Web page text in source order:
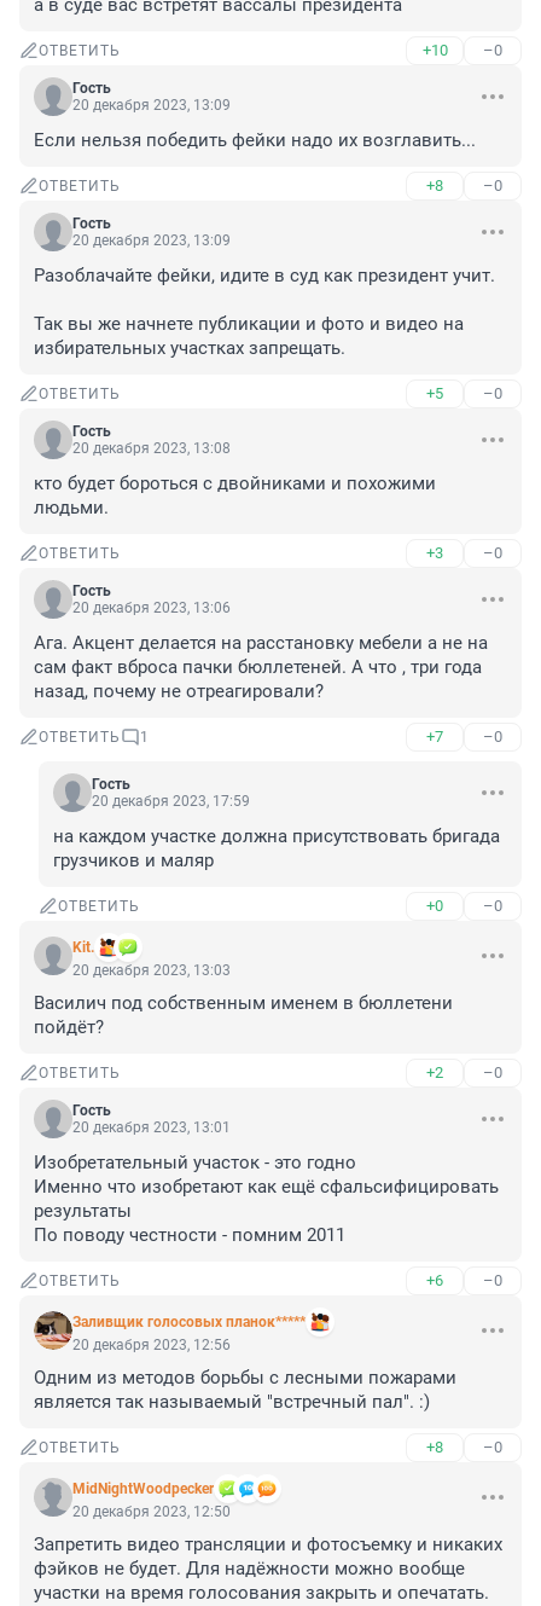
а в суде вас встретят вассалы президента
ОТВЕТИТЬ +10 –0
Гость
20 декабря 2023, 13:09
Если нельзя победить фейки надо их возглавить...
ОТВЕТИТЬ +8 –0
Гость
20 декабря 2023, 13:09
Разоблачайте фейки, идите в суд как президент учит.
Так вы же начнете публикации и фото и видео на
избирательных участках запрещать.
ОТВЕТИТЬ +5 –0
Гость
20 декабря 2023, 13:08
кто будет бороться с двойниками и похожими
людьми.
ОТВЕТИТЬ +3 –0
Гость
20 декабря 2023, 13:06
Ага. Акцент делается на расстановку мебели а не на
сам факт вброса пачки бюллетеней. А что , три года
назад, почему не отреагировали?
ОТВЕТИТЬ 1 +7 –0
Гость
20 декабря 2023, 17:59
на каждом участке должна присутствовать бригада
грузчиков и маляр
ОТВЕТИТЬ +0 –0
Kit.
20 декабря 2023, 13:03
Василич под собственным именем в бюллетени
пойдёт?
ОТВЕТИТЬ +2 –0
Гость
20 декабря 2023, 13:01
Изобретательный участок - это годно
Именно что изобретают как ещё сфальсифицировать
результаты
По поводу честности - помним 2011
ОТВЕТИТЬ +6 –0
Заливщик голосовых планок*****
20 декабря 2023, 12:56
Одним из методов борьбы с лесными пожарами
является так называемый "встречный пал". :)
ОТВЕТИТЬ +8 –0
MidNightWoodpecker
20 декабря 2023, 12:50
Запретить видео трансляции и фотосъемку и никаких
фэйков не будет. Для надёжности можно вообще
участки на время голосования закрыть и опечатать.